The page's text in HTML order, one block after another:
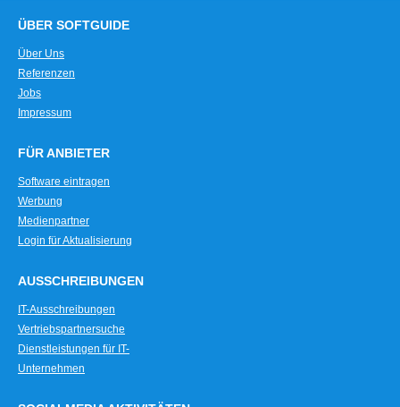
ÜBER SOFTGUIDE
Über Uns
Referenzen
Jobs
Impressum
FÜR ANBIETER
Software eintragen
Werbung
Medienpartner
Login für Aktualisierung
AUSSCHREIBUNGEN
IT-Ausschreibungen
Vertriebspartnersuche
Dienstleistungen für IT-
Unternehmen